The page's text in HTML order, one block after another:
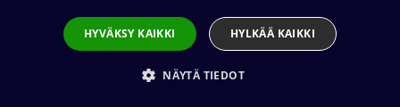
Neutrik NDL dummyPLUG
speakON®/powerCON®
HYVÄKSY KAIKKI HYLKÄÄ KAIKKI
NÄYTÄ TIEDOT